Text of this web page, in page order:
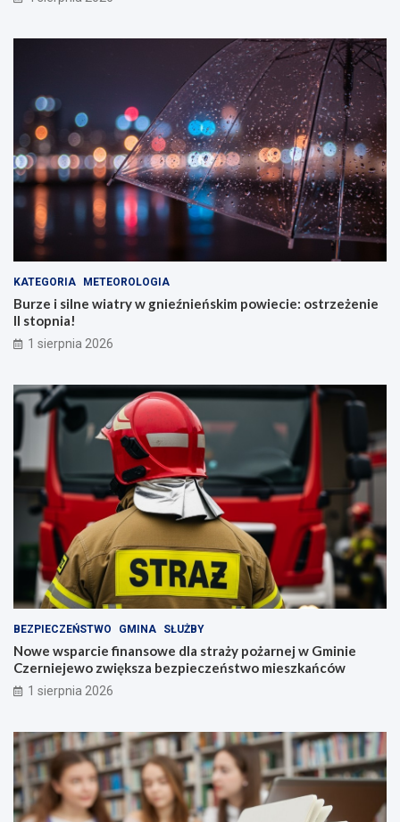
KATEGORIA METEOROLOGIA
Burze i silne wiatry w gnieźnieńskim powiecie: ostrzeżenie
II stopnia!
1 sierpnia 2026
BEZPIECZEŃSTWO GMINA SŁUŻBY
Nowe wsparcie finansowe dla straży pożarnej w Gminie
Czerniejewo zwiększa bezpieczeństwo mieszkańców
1 sierpnia 2026